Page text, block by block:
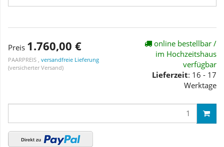
Preis 1.760,00 €
PAARPREIS , versandfreie Lieferung
(versicherter Versand)
online bestellbar /
im Hochzeitshaus
verfügbar
Lieferzeit: 16 - 17
Werktage